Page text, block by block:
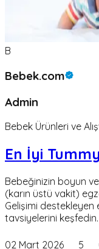
B
Bebek.com
Admin
Bebek Ürünleri ve
En İyi
Bebeğinizin boyun
(karın üstü vakit)
Gelişimi destekleyen
tavsiyelerini keşfedin.
02 Mart 2026 5